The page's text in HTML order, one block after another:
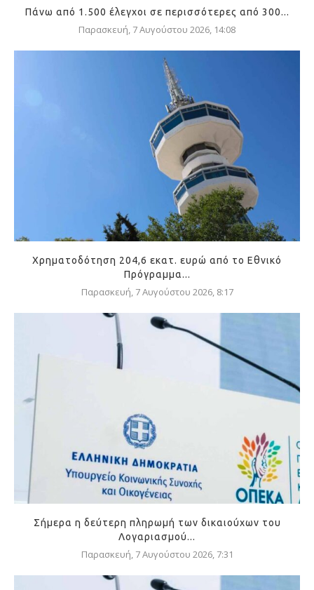
Πάνω από 1.500 έλεγχοι σε περισσότερες από 300...
Παρασκευή, 7 Αυγούστου 2026, 14:08
Χρηματοδότηση 204,6 εκατ. ευρώ από το Εθνικό
Πρόγραμμα...
Παρασκευή, 7 Αυγούστου 2026, 8:17
Σήμερα η δεύτερη πληρωμή των δικαιούχων του
Λογαριασμού...
Παρασκευή, 7 Αυγούστου 2026, 7:31